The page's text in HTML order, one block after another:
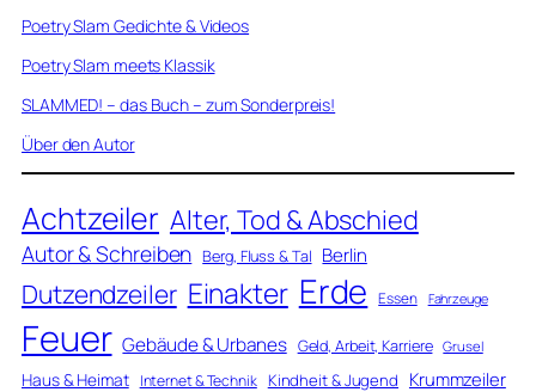
Poetry Slam Gedichte & Videos
Poetry Slam meets Klassik
SLAMMED! – das Buch – zum Sonderpreis!
Über den Autor
Achtzeiler Alter, Tod & Abschied
Autor & Schreiben Berg, Fluss & Tal Berlin
Dutzendzeiler Einakter Erde Essen Fahrzeuge
Feuer Gebäude & Urbanes Geld, Arbeit, Karriere Grusel
Haus & Heimat Internet & Technik Kindheit & Jugend Krummzeiler